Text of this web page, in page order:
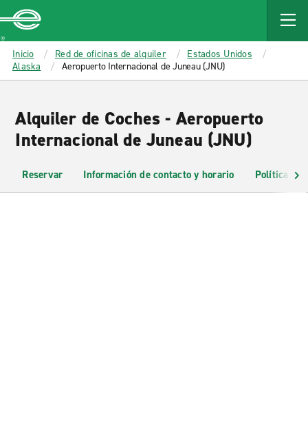
MAIN
CONTENT
Enterprise
Inicio Red de oficinas de alquiler
Estados Unidos
Alaska
Aeropuerto Internacional de Juneau (JNU)
Alquiler de Coches - Aeropuerto
Internacional de Juneau (JNU)
Reservar Información de contacto y horario Políticas